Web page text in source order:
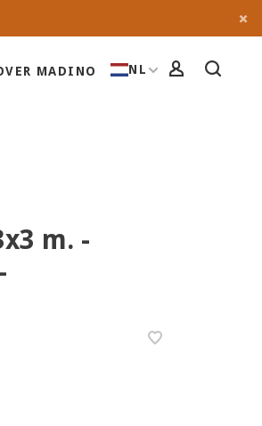
MADINO NL
m. -